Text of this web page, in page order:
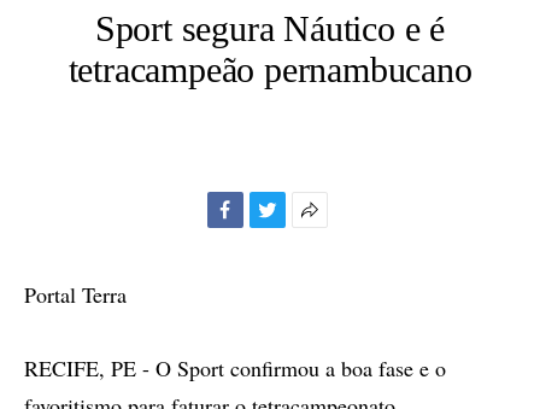
Sport segura Náutico e é
tetracampeão pernambucano
Portal Terra
RECIFE, PE - O Sport confirmou a boa fase e o